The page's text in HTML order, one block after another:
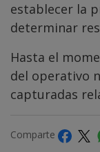
establecer la
determinar
Hasta el
del operativo
capturadas
Comparte